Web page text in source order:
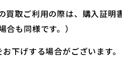
買取ご利用の際は、購入証
も同様です。）
下げする場合がございます。